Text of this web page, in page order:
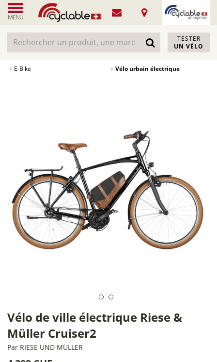
MENU
TESTER
UN VÉLO
E-Bike Vélo urbain électrique
Vélo de ville électrique Riese &
Müller Cruiser2
Par RIESE UND MÜLLER